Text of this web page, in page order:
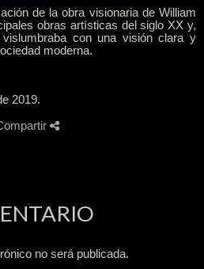
de la obra visionaria de William
obras artísticas del siglo XX y,
con una visión clara y
moderna.
2019.
no será publicada.